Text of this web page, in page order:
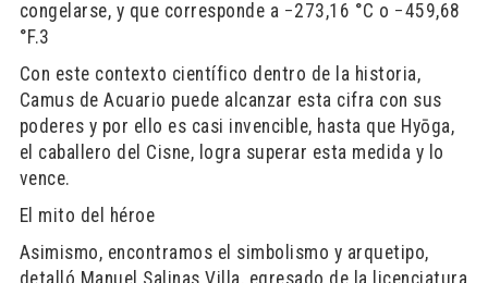
congelarse, y que corresponde a −273,16 °C o −459,68
°F.3
Con este contexto científico dentro de la historia,
Camus de Acuario puede alcanzar esta cifra con sus
poderes y por ello es casi invencible, hasta que Hyōga,
el caballero del Cisne, logra superar esta medida y lo
vence.
El mito del héroe
Asimismo, encontramos el simbolismo y arquetipo,
detalló Manuel Salinas Villa, egresado de la licenciatura